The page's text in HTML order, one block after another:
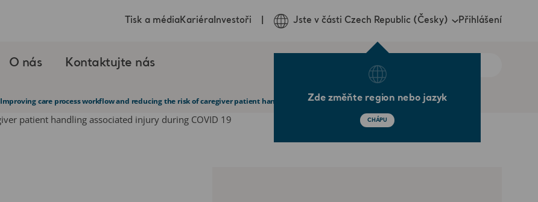
O nás Kontaktujte nás
Tisk a médiaKariéraInvestoři Jste v části Czech Republic (Česky)
Zde změňte region nebo jazyk
CHÁPU
Přihlášení
Improving care process workflow and reducing the risk of caregiver patient handling associated injury during COVID 19